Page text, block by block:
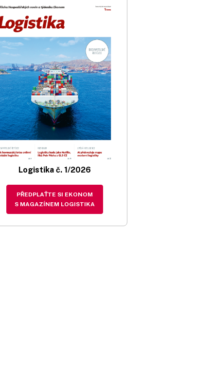
Logistika č. 1/2026
PŘEDPLAŤTE SI EKONOM
S MAGAZÍNEM LOGISTIKA